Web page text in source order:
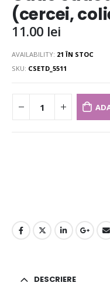
(cercei,
11.00 lei
AVAILABILITY: 21 ÎN STOC
SKU: CSETD_5511
DESCRIERE